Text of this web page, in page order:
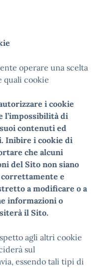
operare una scelta
quali cookie
i cookie
l’impossibilità di
contenuti ed
Inibire i cookie di
che alcuni
del Sito non siano
e
a modificare o a
informazioni o
il Sito.
agli altri cookie
sul
essendo tali tipi di